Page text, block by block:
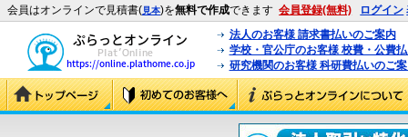
会員はオンラインで見積書(見本)を無料で作成できます 会員登録(無料) ログイン
法人のお客様 請求書払いのご案内
学校・官公庁のお客様 校費・公費
研究機関のお客様 科研費払いのご